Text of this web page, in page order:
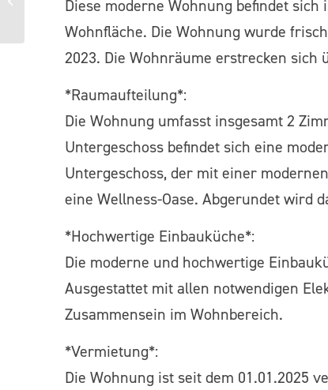
Diese moderne Wohnung befindet
Wohnfläche. Die Wohnung wurde
2023. Die Wohnräume erstrecken sich
*Raumaufteilung*:
Die Wohnung umfasst insgesamt 2
Untergeschoss befindet sich eine
Untergeschoss, der mit einer
eine Wellness-Oase. Abgerundet wird
*Hochwertige Einbauküche*:
Die moderne und hochwertige
Ausgestattet mit allen notwendigen
Zusammensein im Wohnbereich.
*Vermietung*:
Die Wohnung ist seit dem 01.01.2025
Wohnung mit Balkon